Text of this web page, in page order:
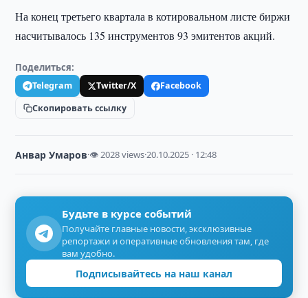
На конец третьего квартала в котировальном листе биржи
насчитывалось 135 инструментов 93 эмитентов акций.
Поделиться:
Telegram Twitter/X
Facebook
Скопировать ссылку
Анвар Умаров·👁 2028 views·20.10.2025 · 12:48
Будьте в курсе событий
Получайте главные новости, эксклюзивные
репортажи и оперативные обновления там, где
вам удобно.
Подписывайтесь на наш канал